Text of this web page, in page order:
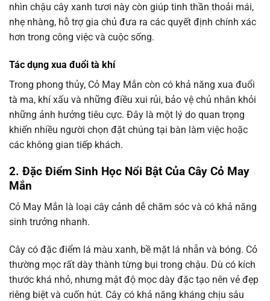
nhìn chậu cây xanh tươi này còn giúp tinh thần thoải mái,
nhẹ nhàng, hỗ trợ gia chủ đưa ra các quyết định chính xác
hơn trong công việc và cuộc sống.
Tác dụng xua đuổi tà khí
Trong phong thủy, Cỏ May Mắn còn có khả năng xua đuổi
tà ma, khí xấu và những điều xui rủi, bảo vệ chủ nhân khỏi
những ảnh hưởng tiêu cực. Đây là một lý do quan trọng
khiến nhiều người chọn đặt chúng tại bàn làm việc hoặc
các không gian tiếp khách.
2. Đặc Điểm Sinh Học Nổi Bật Của Cây Cỏ May
Mắn
Cỏ May Mắn là loại cây cảnh dễ chăm sóc và có khả năng
sinh trưởng nhanh.
Cây có đặc điểm lá màu xanh, bề mặt lá nhẵn và bóng. Cỏ
thường mọc rất dày thành từng bụi trong chậu. Dù có kích
thước khá nhỏ, nhưng mật độ mọc dày đặc tạo nên vẻ đẹp
riêng biệt và cuốn hút. Cây có khả năng kháng chịu sâu